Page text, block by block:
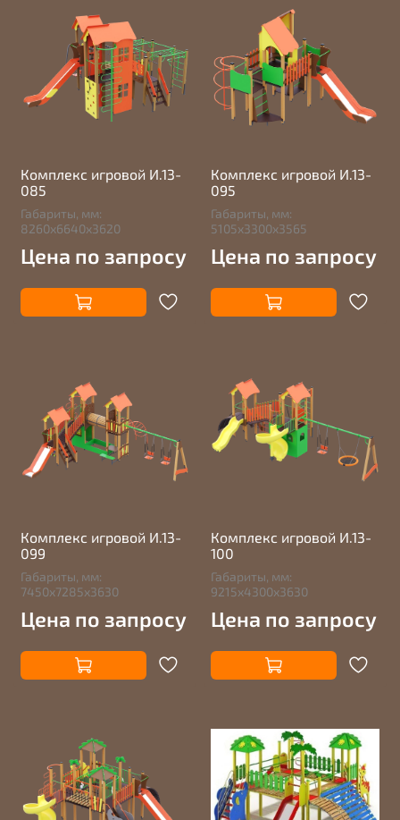
Комплекс игровой И.13-
085
Габариты, мм:
8260х6640х3620
Цена по запросу
Комплекс игровой И.13-
095
Габариты, мм:
5105х3300х3565
Цена по запросу
Комплекс игровой И.13-
099
Габариты, мм:
7450х7285х3630
Цена по запросу
Комплекс игровой И.13-
100
Габариты, мм:
9215х4300х3630
Цена по запросу